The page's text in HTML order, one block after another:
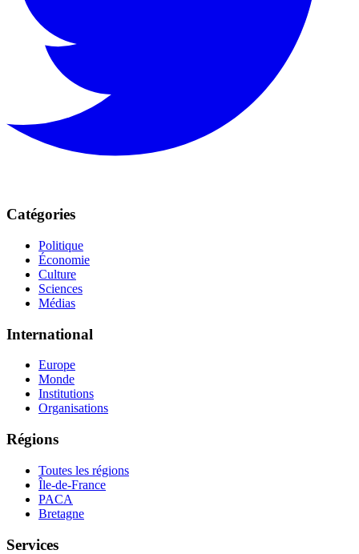
Catégories
Politique
Économie
Culture
Sciences
Médias
International
Europe
Monde
Institutions
Organisations
Régions
Toutes les régions
Île-de-France
PACA
Bretagne
Services